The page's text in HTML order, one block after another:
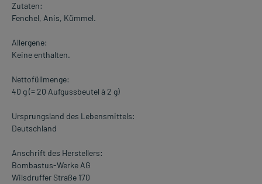
Zutaten:
Fenchel, Anis, Kümmel.
Allergene:
Keine enthalten.
Nettofüllmenge:
40 g (= 20 Aufgussbeutel à 2 g)
Ursprungsland des Lebensmittels:
Deutschland
Anschrift des Herstellers:
Bombastus-Werke AG
Wilsdruffer Straße 170